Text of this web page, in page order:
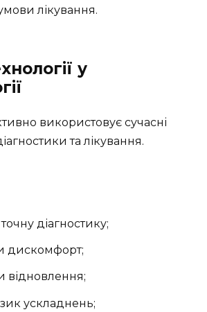
лікування.
у
використовує сучасні
та лікування.
діагностику;
дискомфорт;
відновлення;
ускладнень;